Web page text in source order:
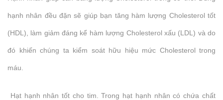
hạnh nhân đều đặn sẽ giúp bạn tăng hàm lượng Cholesterol tốt
(HDL), làm giảm đáng kể hàm lượng Cholesterol xấu (LDL) và do
đó khiến chúng ta kiểm soát hữu hiệu mức Cholesterol trong
máu.
Hạt hạnh nhân tốt cho tim. Trong hạt hạnh nhân có chứa chất